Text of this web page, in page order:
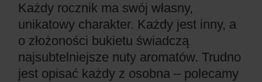
Każdy rocznik ma swój własny,
unikatowy charakter. Każdy jest inny, a
o złożoności bukietu świadczą
najsubtelniejsze nuty aromatów. Trudno
jest opisać każdy z osobna – polecamy